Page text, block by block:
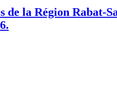
de la Région